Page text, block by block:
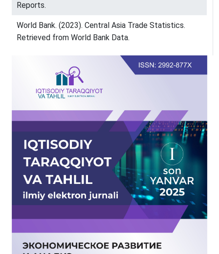
Reports.
World Bank. (2023). Central Asia Trade Statistics.
Retrieved from World Bank Data.